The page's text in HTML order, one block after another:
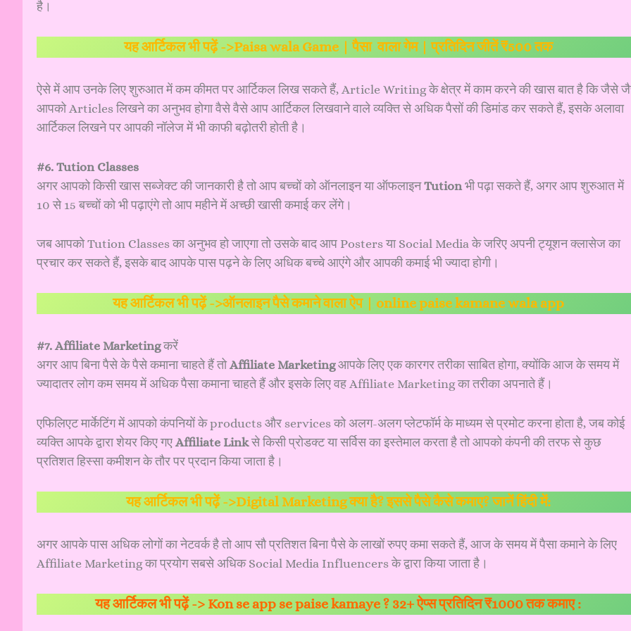
है।
यह आर्टिकल भी पढ़ें ->Paisa wala Game | पैसा वाला गेम | प्रतिदिन जीतें ₹500 तक
ऐसे में आप उनके लिए शुरुआत में कम कीमत पर आर्टिकल लिख सकते हैं, Article Writing के क्षेत्र में काम करने की खास बात है कि जैसे
आपको Articles लिखने का अनुभव होगा वैसे वैसे आप आर्टिकल लिखवाने वाले व्यक्ति से अधिक पैसों की डिमांड कर सकते हैं, इसके अलावा
आर्टिकल लिखने पर आपकी नॉलेज में भी काफी बढ़ोतरी होती है।
#6. Tution Classes
अगर आपको किसी खास सब्जेक्ट की जानकारी है तो आप बच्चों को ऑनलाइन या ऑफलाइनTution भी पढ़ा सकते हैं, अगर आप शुरुआत में
10 से 15 बच्चों को भी पढ़ाएंगे तो आप महीने में अच्छी खासी कमाई कर लेंगे।
जब आपको Tution Classes का अनुभव हो जाएगा तो उसके बाद आप Posters या Social Media के जरिए अपनी ट्यूशन क्लासेज का
प्रचार कर सकते हैं, इसके बाद आपके पास पढ़ने के लिए अधिक बच्चे आएंगे और आपकी कमाई भी ज्यादा होगी।
यह आर्टिकल भी पढ़ें ->ऑनलाइन पैसे कमाने वाला ऐप | online paise kamane wala app
#7. Affiliate Marketingकरें
अगर आप बिना पैसे के पैसे कमाना चाहते हैं तोAffiliate Marketingआपके लिए एक कारगर तरीका साबित होगा, क्योंकि आज के समय में
ज्यादातर लोग कम समय में अधिक पैसा कमाना चाहते हैं और इसके लिए वह Affiliate Marketing का तरीका अपनाते हैं।
एफिलिएट मार्केटिंग में आपको कंपनियों के products और services को अलग-अलग प्लेटफॉर्म के माध्यम से प्रमोट करना होता है, जब कोई
व्यक्ति आपके द्वारा शेयर किए गए Affiliate Linkसे किसी प्रोडक्ट या सर्विस का इस्तेमाल करता है तो आपको कंपनी की तरफ से कुछ
प्रतिशत हिस्सा कमीशन के तौर पर प्रदान किया जाता है।
यह आर्टिकल भी पढ़ें ->Digital Marketing क्या है? इससे पैसे कैसे कमाए? जानें हिंदी में:
अगर आपके पास अधिक लोगों का नेटवर्क है तो आप सौ प्रतिशत बिना पैसे के लाखों रुपए कमा सकते हैं, आज के समय में पैसा कमाने के लिए
Affiliate Marketing का प्रयोग सबसे अधिक Social Media Influencers के द्वारा किया जाता है।
यह आर्टिकल भी पढ़ें -> Kon se app se paise kamaye ? 32+ ऐप्स प्रतिदिन ₹1000 तक कमाए :